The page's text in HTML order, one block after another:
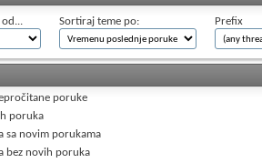
Sortiraj teme po: Prefix
poruke
poruka
sa novim porukama
bez novih poruka